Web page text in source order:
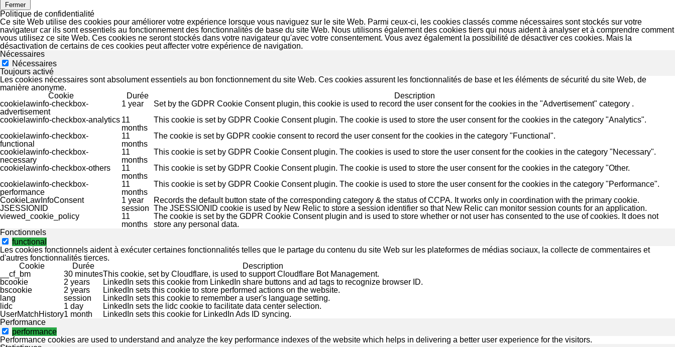
Fermer
Politique de confidentialité
Ce site Web utilise des cookies pour améliorer votre expérience lorsque vous naviguez sur le site Web. Parmi ceux-ci, les cookies classés comme nécessaires sont stockés sur votre
navigateur car ils sont essentiels au fonctionnement des fonctionnalités de base du site Web. Nous utilisons également des cookies tiers qui nous aident à analyser et à comprendre comment
vous utilisez ce site Web. Ces cookies ne seront stockés dans votre navigateur qu'avec votre consentement. Vous avez également la possibilité de désactiver ces cookies. Mais la
désactivation de certains de ces cookies peut affecter votre expérience de navigation.
Nécessaires
Nécessaires
Toujours activé
Les cookies nécessaires sont absolument essentiels au bon fonctionnement du site Web. Ces cookies assurent les fonctionnalités de base et les éléments de sécurité du site Web, de
manière anonyme.
Cookie
Durée
Description
cookielawinfo-checkbox-
advertisement
1 year
Set by the GDPR Cookie Consent plugin, this cookie is used to record the user consent for the cookies in the "Advertisement" category .
cookielawinfo-checkbox-analytics 11
months
This cookie is set by GDPR Cookie Consent plugin. The cookie is used to store the user consent for the cookies in the category "Analytics".
cookielawinfo-checkbox-
functional
11
months
The cookie is set by GDPR cookie consent to record the user consent for the cookies in the category "Functional".
cookielawinfo-checkbox-
necessary
11
months
This cookie is set by GDPR Cookie Consent plugin. The cookies is used to store the user consent for the cookies in the category "Necessary".
cookielawinfo-checkbox-others
11
months
This cookie is set by GDPR Cookie Consent plugin. The cookie is used to store the user consent for the cookies in the category "Other.
cookielawinfo-checkbox-
performance
11
months
This cookie is set by GDPR Cookie Consent plugin. The cookie is used to store the user consent for the cookies in the category "Performance".
CookieLawInfoConsent
1 year
Records the default button state of the corresponding category & the status of CCPA. It works only in coordination with the primary cookie.
JSESSIONID
session The JSESSIONID cookie is used by New Relic to store a session identifier so that New Relic can monitor session counts for an application.
viewed_cookie_policy
11
months
The cookie is set by the GDPR Cookie Consent plugin and is used to store whether or not user has consented to the use of cookies. It does not
store any personal data.
Fonctionnels
functional
Les cookies fonctionnels aident à exécuter certaines fonctionnalités telles que le partage du contenu du site Web sur les plateformes de médias sociaux, la collecte de commentaires et
d'autres fonctionnalités tierces.
Cookie
Durée
Description
__cf_bm
30 minutesThis cookie, set by Cloudflare, is used to support Cloudflare Bot Management.
bcookie
2 years
LinkedIn sets this cookie from LinkedIn share buttons and ad tags to recognize browser ID.
bscookie
2 years
LinkedIn sets this cookie to store performed actions on the website.
lang
session
LinkedIn sets this cookie to remember a user's language setting.
lidc
1 day
LinkedIn sets the lidc cookie to facilitate data center selection.
UserMatchHistory1 month
LinkedIn sets this cookie for LinkedIn Ads ID syncing.
Performance
performance
Performance cookies are used to understand and analyze the key performance indexes of the website which helps in delivering a better user experience for the visitors.